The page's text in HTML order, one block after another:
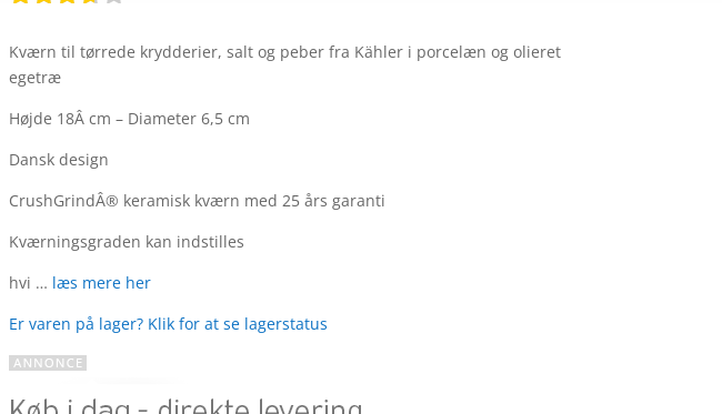
som
3.6ud
af 5
baseret
kundebe
ser
Kværn til tørrede krydderier, salt og peber fra Kähler i porcelæn og olieret
egetræ
Højde 18Â cm – Diameter 6,5 cm
Dansk design
CrushGrindÂ® keramisk kværn med 25 års garanti
Kværningsgraden kan indstilles
hvi … læs mere her
Er varen på lager? Klik for at se lagerstatus